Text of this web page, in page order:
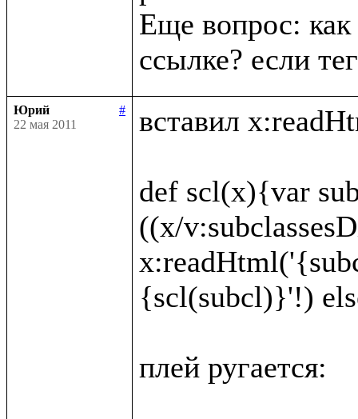
Еще вопрос: как
Юрий
#
22 мая 2011
вставил
def scl(x){var
((x/
{scl(subcl)}'!)
плей ругается: